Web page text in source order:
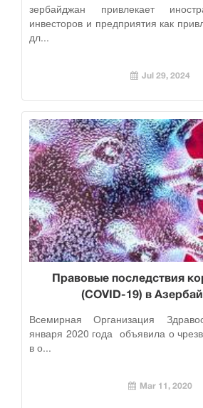
зербайджан привлекает
инвесторов и предприятия как
дл...
Jul 29, 2024
Правовые последствия
(COVID-19) в
Всемирная Организация
января 2020 года объявила о
в о...
Mar 11, 2020